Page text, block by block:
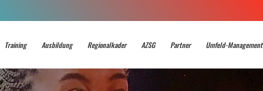
Training Ausbildung Regionalkader AZSG Partner Umfeld-Management